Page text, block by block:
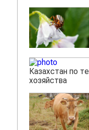
Казахстан по
хозяйства